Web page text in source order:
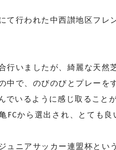
て行われた中西讃地区フレ
行いましたが、綺麗な天然
中で、のびのびとプレーを
でいるように感じ取ること
FCから選出され、とても良
ュニアサッカー連盟杯とい